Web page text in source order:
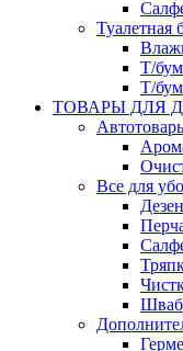
Туалетная
Т/
Т/
ТОВАРЫ ДЛЯ
Все для